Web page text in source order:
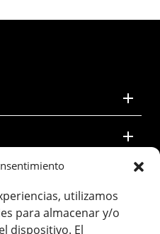
utilizamos
para almacenar y/o
dispositivo. El